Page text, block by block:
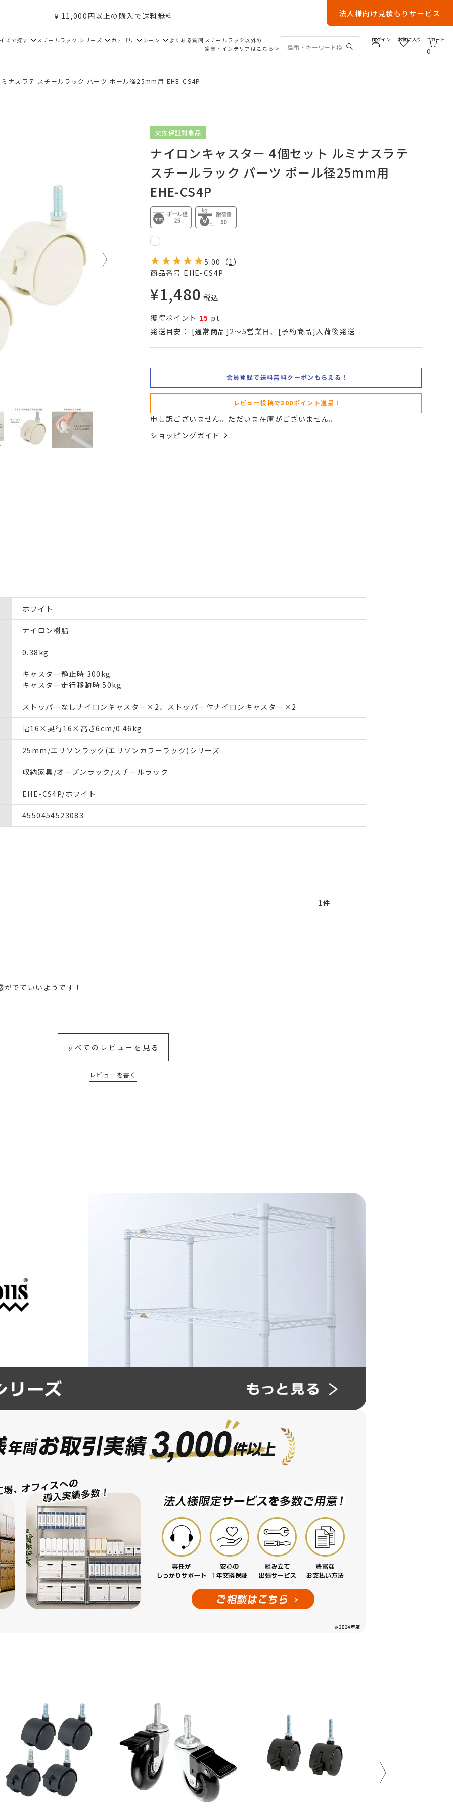
￥11,000円以上の購入で送料無料 法人様向け見積もりサービス
ズで探す スチールラック シリーズ カテゴリ シーン よくある質問 スチールラック以外の
家具・インテリアはこちら >
ログイン お気に入り
0
カート
ナスラテ スチールラック パーツ ポール径25mm用 EHE-CS4P
交換保証対象品
ナイロンキャスター 4個セット ルミナスラテ
スチールラック パーツ ポール径25mm用
EHE-CS4P
5.00 （1 ）
商品番号 EHE-CS4P
¥1,480 税込
獲得ポイント 15 pt
発送目安：
[通常商品]2～5営業日、[予約商品]入荷後発送
会員登録で送料無料クーポンもらえる！
レビュー投稿で300ポイント進呈！
申し訳ございません。ただいま在庫がございません。
ショッピングガイド
ホワイト
ナイロン樹脂
0.38kg
キャスター静止時:300kg
キャスター走行移動時:50kg
ストッパーなしナイロンキャスター×2、ストッパー付ナイロンキャスター×2
幅16×奥行16×高さ6cm/0.46kg
25mm/エリソンラック(エリソンカラーラック)シリーズ
収納家具/オープンラック/スチールラック
EHE-CS4P/ホワイト
4550454523083
1
でていいようです！
すべてのレビューを見る
レビューを書く